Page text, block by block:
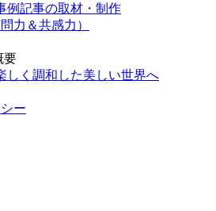
例記事の取材・制作
力＆共感力）
要
しく調和した美しい世界へ
ー